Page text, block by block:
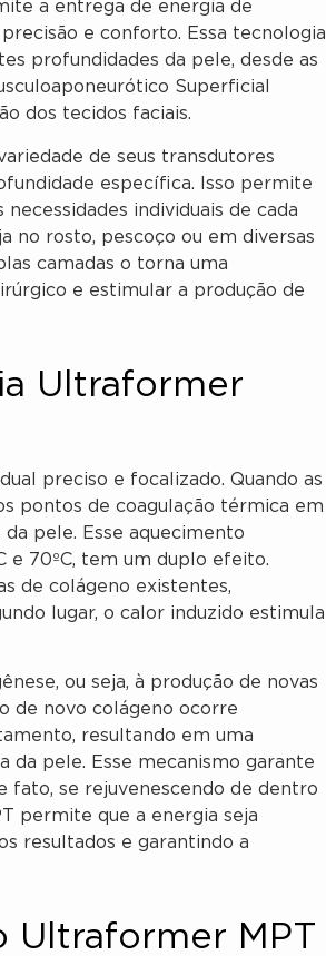
a entrega de energia de
e conforto. Essa tecnologia
profundidades da pele, desde as
Superficial
dos tecidos faciais.
de seus transdutores
específica. Isso permite
individuais de cada
no rosto, pescoço ou em diversas
camadas o torna uma
e estimular a produção de
Ultraformer
preciso e focalizado. Quando as
pontos de coagulação térmica em
pele. Esse aquecimento
e 70ºC, tem um duplo efeito.
de colágeno existentes,
lugar, o calor induzido estimula
ou seja, à produção de novas
de novo colágeno ocorre
resultando em uma
da pele. Esse mecanismo garante
fato, se rejuvenescendo de dentro
permite que a energia seja
resultados e garantindo a
MPT